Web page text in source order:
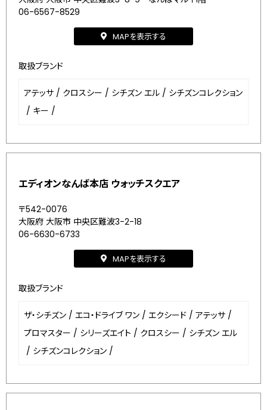
06-6567-8529
MAPを表示する
取扱ブランド
アテッサ / クロスシー / シチズン エル / シチズンコレクション
/ キー /
エディオンなんば本店 ウォッチスクエア
〒542-0076
大阪府 大阪市 中央区難波3-2-18
06-6630-6733
MAPを表示する
取扱ブランド
ザ・シチズン / エコ・ドライブ ワン / エクシード / アテッサ /
プロマスター / シリーズエイト / クロスシー / シチズン エル
/ シチズンコレクション /